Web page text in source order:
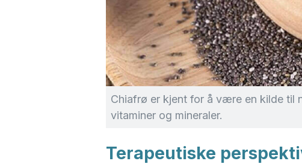
Chiafrø er kjent for å være en kilde til
vitaminer og mineraler.
Terapeutiske